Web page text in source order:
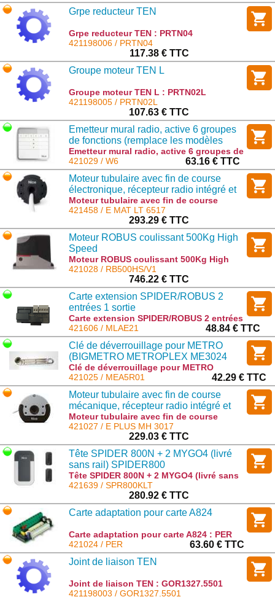
Grpe reducteur TEN
Grpe reducteur TEN : PRTN04
421198006 / PRTN04
117.38 € TTC
Groupe moteur TEN L
Groupe moteur TEN L : PRTN02L
421198005 / PRTN02L
107.63 € TTC
Emetteur mural radio, active 6 groupes
de fonctions (remplace les modèles
PLANO)
Emetteur mural radio, active 6 groupes de
fonctions (remplace les modèles PLANO)
: W6
421029 / W6
63.16 € TTC
Moteur tubulaire avec fin de course
électronique, récepteur radio intégré et
technologie Nice TTBus 65 Nm, 17
tr/min
Moteur tubulaire avec fin de course
électronique, récepteur radio intégré et
technologie Nice TTBus 65 Nm, 17 tr/min
: E MAT LT 6517
421458 / E MAT LT 6517
293.29 € TTC
Moteur ROBUS coulissant 500Kg High
Speed
Moteur ROBUS coulissant 500Kg High
Speed : RB500HS/V1
421028 / RB500HS/V1
746.22 € TTC
Carte extension SPIDER/ROBUS 2
entrées 1 sortie
Carte extension SPIDER/ROBUS 2 entrées
1 sortie : MLAE21
421606 / MLAE21
48.84 € TTC
Clé de déverrouillage pour METRO
(BIGMETRO METROPLEX ME3024
ME3000...)
Clé de déverrouillage pour METRO
(BIGMETRO METROPLEX ME3024
ME3000...) : MEA5R01
421025 / MEA5R01
42.29 € TTC
Moteur tubulaire avec fin de course
mécanique, récepteur radio intégré et
technologie Nice TTBus, manoeuvre de
secours manuelle. 30 Nm, 17 tr/min, 56
Moteur tubulaire avec fin de course
mécanique, récepteur radio intégré et
technologie Nice TTBus, manoeuvre de
secours manuelle. 30 Nm, 17 tr/min, 56 kg
: E PLUS MH 3017
421027 / E PLUS MH 3017
229.03 € TTC
Tête SPIDER 800N + 2 MYGO4​ (livré
sans rail) SPIDER800
Tête SPIDER 800N + 2 MYGO4​ (livré sans
rail) SPIDER800 : SPR800KLT
421639 / SPR800KLT
280.92 € TTC
Carte adaptation pour carte A824
Carte adaptation pour carte A824 : PER
421024 / PER
63.60 € TTC
Joint de liaison TEN
Joint de liaison TEN : GOR1327.5501
421198003 / GOR1327.5501